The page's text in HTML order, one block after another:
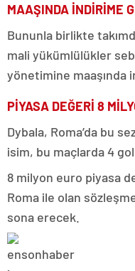
MAAŞINDA İNDİRİME
Bununla birlikte
mali yükümlülükler
yönetimine maaşında
PİYASA DEĞERİ 8
Dybala, Roma’da bu
isim, bu maçlarda 4
8 milyon euro piyasa
Roma ile olan
sona erecek.